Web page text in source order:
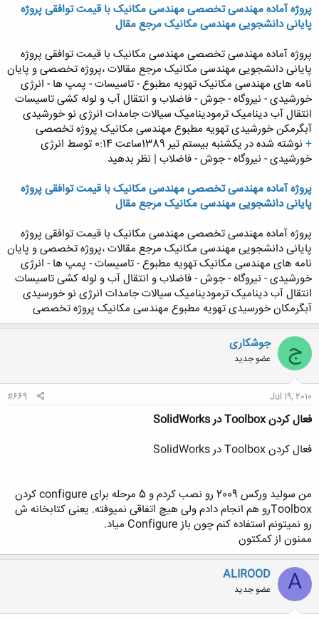
پروژه آماده مهندسی تخصصی مهندسی مکانیک با قیمت توافقی پروژه
پایانی دانشجویی مهندسی مکانیک مرجع مقال
پروژه آماده مهندسی تخصصی مهندسی مکانیک با قیمت توافقی پروژه
پایانی دانشجویی مهندسی مکانیک مرجع مقالات ،پروژه تخصصی و پایان
نامه های مهندسی مکانیک تهویه مطبوع - تاسیسات - پمپ ها - انرژی
خورشیدی - نیروگاه - جوش - فاضلاب و انتقال آب و لوله کشی تاسیسات
انتقال آب دینامیک ترمودینامیک سیالات جامدات انرژی نو خورشیدی
آبگرمکن خورشیدی تهویه مطبوع مهندسی مکانیک پروژه تخصصی
+
نوشته شده در یکشنبه بیستم تیر 1389ساعت 0:14 توسط انرژی
خورشیدی - نیروگاه - جوش - فاضلاب | نظر بدهید
پروژه آماده مهندسی تخصصی مهندسی مکانیک با قیمت توافقی پروژه
پایانی دانشجویی مهندسی مکانیک مرجع مقال
پروژه آماده مهندسی تخصصی مهندسی مکانیک با قیمت توافقی پروژه
پایانی دانشجویی مهندسی مکانیک مرجع مقالات ،پروژه تخصصی و پایان
نامه های مهندسی مکانیک تهویه مطبوع - تاسیسات - پمپ ها - انرژی
خورشیدی - نیروگاه - جوش - فاضلاب و انتقال آب و لوله کشی تاسیسات
انتقال آب دینامیک ترمودینامیک سیالات جامدات انرژی نو خورسیدی
آبگرمکان خورسیدی تهویه مطبوع مهندسی مکانیک پروژه تخصصی
ج جوشکاری
عضو جدید
Jul 19, 2010
#669
فعال کردن Toolbox در SolidWorks
فعال کردن Toolbox در SolidWorks
من سولید ورکس 2009 رو نصب کردم و 5 مرحله برای configure کردن
Toolboxرو هم انجام دادم ولی هیچ اتفاقی نمیوفته. یعنی کتابخانه ش
رو نمیتونم استفاده کنم چون باز Configure میاد.
ممنون از کمکتون
A
ALIROOD
عضو جدید